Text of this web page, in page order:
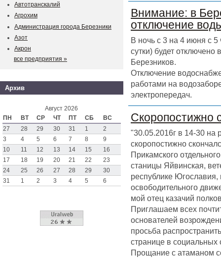
Внимание: в
отключение
В ночь с 3 на 4 июня с 5
сутки) будет
Березников.
Отключение
работами на
электропередач.
Скоропостижно
"30.05.2016г в 14-30 на
скоропостижно
Прикамского
станицы Яйвинская,
республике
освободительного
мой отец казачий
Приглашаем всех
основателей
просьба
странице в
Прощание с атаманом
Автотранскалий
Агрохим
Администрация города Березники
Азот
Акрон
все предприятия »
Архив
Август 2026
ПН
ВТ СР ЧТ ПТ СБ
ВС
27
28 29 30 31 1
2
3
4 5 6 7 8
9
10
11 12 13 14 15
16
17
18 19 20 21 22
23
24
25 26 27 28 29
30
31
1 2 3 4 5 6